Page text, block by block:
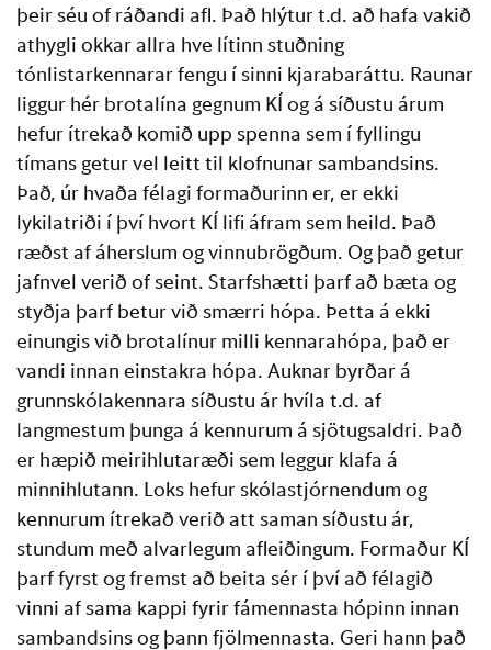
þeir séu of ráðandi afl. Það hlýtur t.d. að hafa vakið
athygli okkar allra hve lítinn stuðning
tónlistarkennarar fengu í sinni kjarabaráttu. Raunar
liggur hér brotalína gegnum KÍ og á síðustu árum
hefur ítrekað komið upp spenna sem í fyllingu
tímans getur vel leitt til klofnunar sambandsins.
Það, úr hvaða félagi formaðurinn er, er ekki
lykilatriði í því hvort KÍ lifi áfram sem heild. Það
ræðst af áherslum og vinnubrögðum. Og það getur
jafnvel verið of seint. Starfshætti þarf að bæta og
styðja þarf betur við smærri hópa. Þetta á ekki
einungis við brotalínur milli kennarahópa, það er
vandi innan einstakra hópa. Auknar byrðar á
grunnskólakennara síðustu ár hvíla t.d. af
langmestum þunga á kennurum á sjötugsaldri. Það
er hæpið meirihlutaræði sem leggur klafa á
minnihlutann. Loks hefur skólastjórnendum og
kennurum ítrekað verið att saman síðustu ár,
stundum með alvarlegum afleiðingum. Formaður KÍ
þarf fyrst og fremst að beita sér í því að félagið
vinni af sama kappi fyrir fámennasta hópinn innan
sambandsins og þann fjölmennasta. Geri hann það